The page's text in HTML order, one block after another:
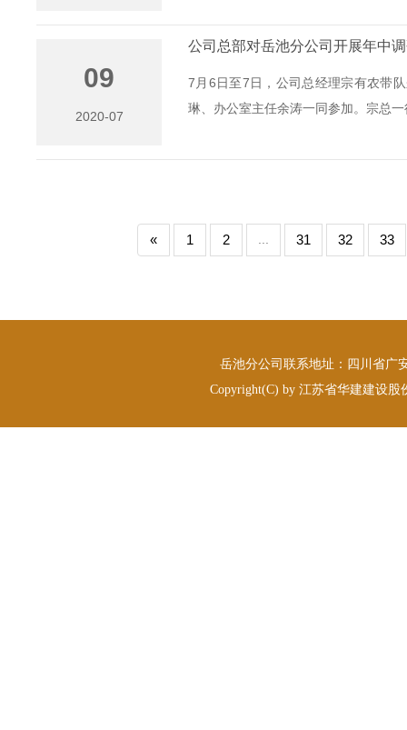
09
2020-07
公司总部对岳池分公司开展年中
7月6日至7日，公司总经理宗有农带
琳、办公室主任余涛一同参加。宗总
« 1 2 31 32 33
岳池分公司联系地址：四川省广
Copyright(C) by 江苏省华建建设